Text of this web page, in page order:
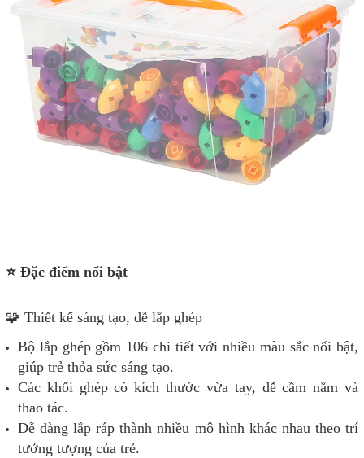
⭐ Đặc điểm nổi bật
🧩 Thiết kế sáng tạo, dễ lắp ghép
Bộ lắp ghép gồm 106 chi tiết với nhiều màu sắc nổi bật,
giúp trẻ thỏa sức sáng tạo.
Các khối ghép có kích thước vừa tay, dễ cầm nắm và
thao tác.
Dễ dàng lắp ráp thành nhiều mô hình khác nhau theo trí
tưởng tượng của trẻ.